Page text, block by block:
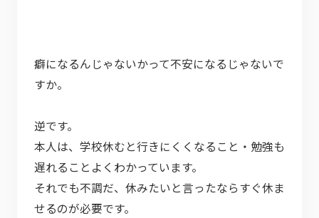
癖になるんじゃないかって不安になるじゃないで
すか。
逆です。
本人は、学校休むと行きにくくなること・勉強も
遅れることよくわかっています。
それでも不調だ、休みたいと言ったならすぐ休ま
せるのが必要です。